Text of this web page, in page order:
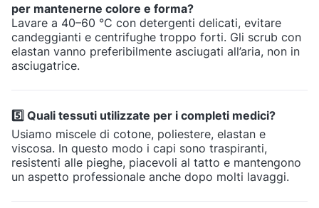
per mantenerne colore e forma?
Lavare a 40–60 °C con detergenti delicati, evitare
candeggianti e centrifughe troppo forti. Gli scrub con
elastan vanno preferibilmente asciugati all’aria, non in
asciugatrice.
5️⃣ Quali tessuti utilizzate per i completi medici?
Usiamo miscele di cotone, poliestere, elastan e
viscosa. In questo modo i capi sono traspiranti,
resistenti alle pieghe, piacevoli al tatto e mantengono
un aspetto professionale anche dopo molti lavaggi.